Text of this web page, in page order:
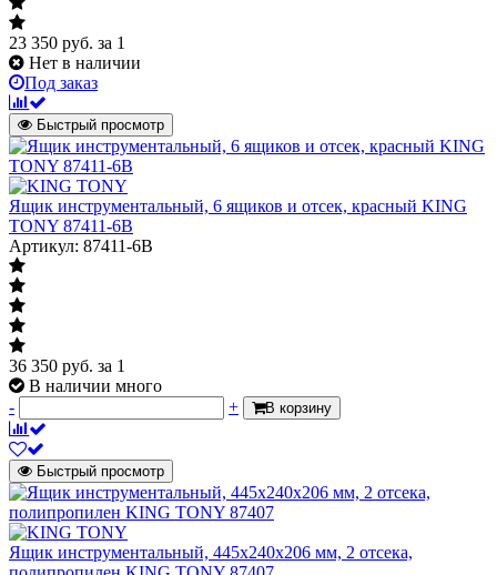
23 350 руб. за 1
Нет в наличии
Под заказ
Быстрый просмотр
Ящик инструментальный, 6 ящиков и отсек, красный KING
TONY 87411-6B
Артикул: 87411-6B
36 350 руб. за 1
В наличии много
-
+ В корзину
Быстрый просмотр
Ящик инструментальный, 445x240x206 мм, 2 отсека,